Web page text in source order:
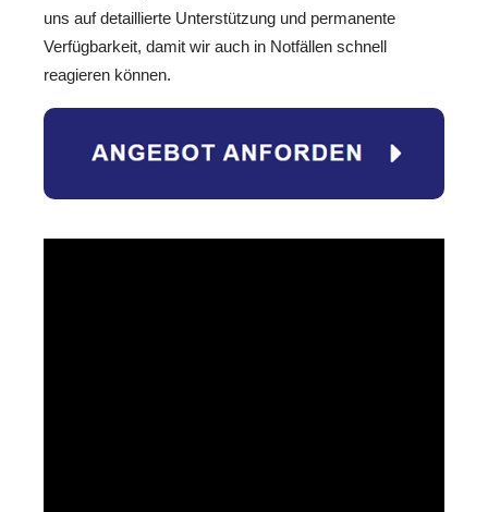
uns auf detaillierte Unterstützung und permanente
Verfügbarkeit, damit wir auch in Notfällen schnell
reagieren können.